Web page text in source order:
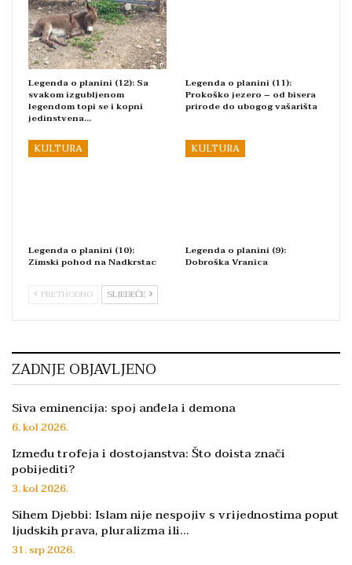
Legenda o planini (12): Sa
svakom izgubljenom
legendom topi se i kopni
jedinstvena…
Legenda o planini (11):
Prokoško jezero – od bisera
prirode do ubogog vašarišta
KULTURA
Legenda o planini (10):
Zimski pohod na Nadkrstac
KULTURA
Legenda o planini (9):
Dobroška Vranica
PRETHODNO SLJEDEĆE
ZADNJE OBJAVLJENO
Siva eminencija: spoj anđela i demona
6. kol 2026.
Između trofeja i dostojanstva: Što doista znači
pobijediti?
3. kol 2026.
Sihem Djebbi: Islam nije nespojiv s vrijednostima poput
ljudskih prava, pluralizma ili…
31. srp 2026.